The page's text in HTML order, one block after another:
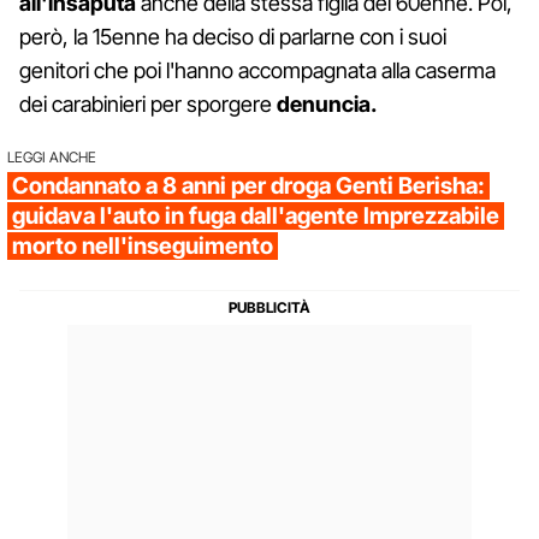
però, la 15enne ha deciso di parlarne con i suoi
genitori che poi l'hanno accompagnata alla caserma
dei carabinieri per sporgeredenuncia.
LEGGI ANCHE
Condannato a 8 anni per droga Genti Berisha:
guidava l'auto in fuga dall'agente Imprezzabile
morto nell'inseguimento